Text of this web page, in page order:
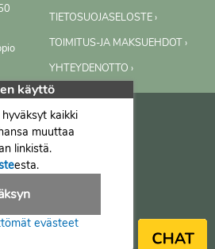
TIETOSUOJASELOSTE ›
TOIMITUS-JA MAKSUEHDOT ›
YHTEYDENOTTO ›
käyttö
hyväksyt kaikki
muuttaa
linkistä.
esta.
evästeet